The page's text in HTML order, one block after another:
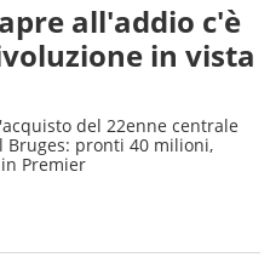
all'addio c'è
in vista
del 22enne centrale
Bruges: pronti 40 milioni,
Premier